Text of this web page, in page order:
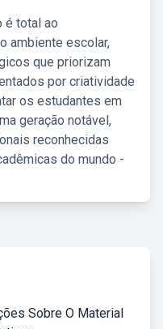
é total ao
ambiente escolar,
que priorizam
por criatividade
os estudantes em
geração notável,
reconhecidas
do mundo -
Sobre O Material